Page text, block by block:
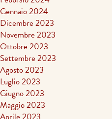
Gennaio 2024
Dicembre 2023
Novembre 2023
Ottobre 2023
Settembre 2023
Agosto 2023
Luglio 2023
Giugno 2023
Maggio 2023